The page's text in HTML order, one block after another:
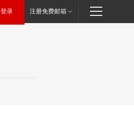
登录 注册免费邮箱